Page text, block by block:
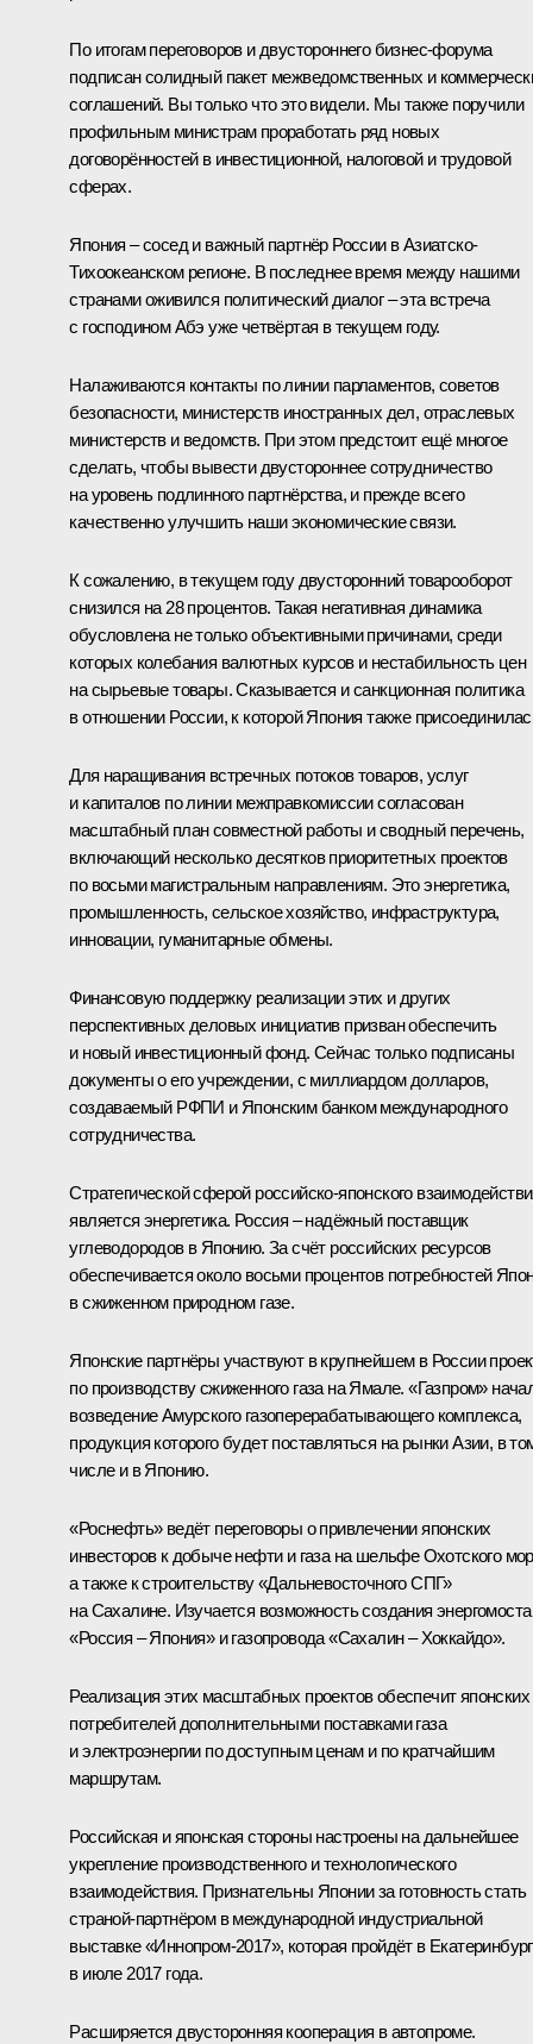
По итогам переговоров и двустороннего бизнес-форума
подписан солидный пакет межведомственных и
соглашений. Вы только что это видели. Мы также поручили
профильным министрам проработать ряд новых
договорённостей в инвестиционной, налоговой и трудовой
сферах.
Япония – сосед и важный партнёр России в Азиатско-
Тихоокеанском регионе. В последнее время между нашими
странами оживился политический диалог – эта встреча
с господином Абэ уже четвёртая в текущем году.
Налаживаются контакты по линии парламентов, советов
безопасности, министерств иностранных дел, отраслевых
министерств и ведомств. При этом предстоит ещё многое
сделать, чтобы вывести двустороннее сотрудничество
на уровень подлинного партнёрства, и прежде всего
качественно улучшить наши экономические связи.
К сожалению, в текущем году двусторонний товарооборот
снизился на 28 процентов. Такая негативная динамика
обусловлена не только объективными причинами, среди
которых колебания валютных курсов и нестабильность цен
на сырьевые товары. Сказывается и санкционная политика
в отношении России, к которой Япония также
Для наращивания встречных потоков товаров, услуг
и капиталов по линии межправкомиссии согласован
масштабный план совместной работы и сводный перечень,
включающий несколько десятков приоритетных проектов
по восьми магистральным направлениям. Это энергетика,
промышленность, сельское хозяйство, инфраструктура,
инновации, гуманитарные обмены.
Финансовую поддержку реализации этих и других
перспективных деловых инициатив призван обеспечить
и новый инвестиционный фонд. Сейчас только подписаны
документы о его учреждении, с миллиардом долларов,
создаваемый РФПИ и Японским банком международного
сотрудничества.
Стратегической сферой российско-японского
является энергетика. Россия – надёжный поставщик
углеводородов в Японию. За счёт российских ресурсов
обеспечивается около восьми процентов потребностей
в сжиженном природном газе.
Японские партнёры участвуют в крупнейшем в России
по производству сжиженного газа на Ямале. «Газпром»
возведение Амурского газоперерабатывающего комплекса,
продукция которого будет поставляться на рынки Азии, в
числе и в Японию.
«Роснефть» ведёт переговоры о привлечении японских
инвесторов к добыче нефти и газа на шельфе Охотского
а также к строительству «Дальневосточного СПГ»
на Сахалине. Изучается возможность создания энергомоста
«Россия – Япония» и газопровода «Сахалин – Хоккайдо».
Реализация этих масштабных проектов обеспечит японских
потребителей дополнительными поставками газа
и электроэнергии по доступным ценам и по кратчайшим
маршрутам.
Российская и японская стороны настроены на дальнейшее
укрепление производственного и технологического
взаимодействия. Признательны Японии за готовность стать
страной-партнёром в международной индустриальной
выставке «Иннопром-2017», которая пройдёт в
в июле 2017 года.
Расширяется двусторонняя кооперация в автопроме.